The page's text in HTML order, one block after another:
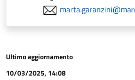
Ultimo aggiornamento
10/03/2025, 14:08